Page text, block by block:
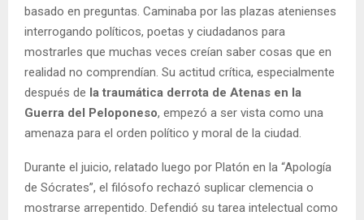
basado en preguntas. Caminaba por las plazas atenienses
interrogando políticos, poetas y ciudadanos para
mostrarles que muchas veces creían saber cosas que en
realidad no comprendían. Su actitud crítica, especialmente
después de la traumática derrota de Atenas en la
Guerra del Peloponeso, empezó a ser vista como una
amenaza para el orden político y moral de la ciudad.
Durante el juicio, relatado luego por Platón en la “Apología
de Sócrates”, el filósofo rechazó suplicar clemencia o
mostrarse arrepentido. Defendió su tarea intelectual como